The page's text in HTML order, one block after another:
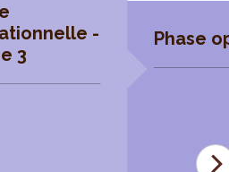
-
3
Phase